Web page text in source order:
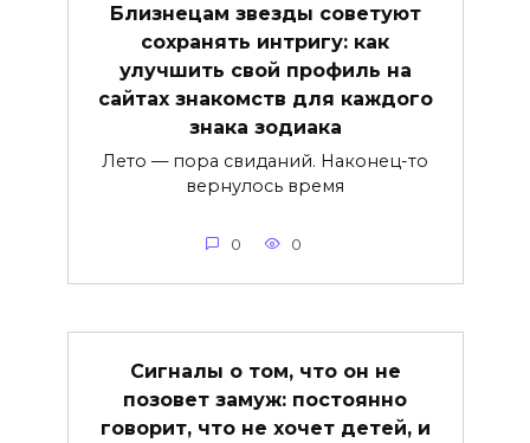
Близнецам звезды советуют
сохранять интригу: как
улучшить свой профиль на
сайтах знакомств для каждого
знака зодиака
Лето — пора свиданий. Наконец-то
вернулось время
0 0
Сигналы о том, что он не
позовет замуж: постоянно
говорит, что не хочет детей, и